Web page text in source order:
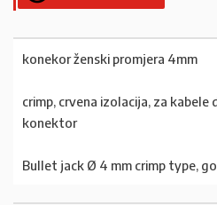
konekor ženski promjera 4mm
crimp, crvena izolacija, za kabele
konektor
Bullet jack Ø 4 mm crimp type,